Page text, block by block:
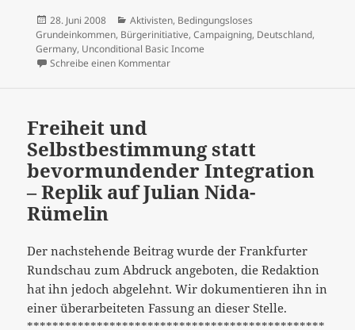
Veröffentlicht
am
28. Juni 2008 Kategorien
Aktivisten, Bedingungsloses
Grundeinkommen, Bürgerinitiative, Campaigning, Deutschland,
Germany, Unconditional Basic Income
Schreibe einen Kommentarzu "Bringing UBI into the National
Freiheit und
Selbstbestimmung statt
bevormundender Integration
– Replik auf Julian Nida-
Rümelin
Der nachstehende Beitrag wurde der Frankfurter
Rundschau zum Abdruck angeboten, die Redaktion
hat ihn jedoch abgelehnt. Wir dokumentieren ihn in
einer überarbeiteten Fassung an dieser Stelle.
***********************************************